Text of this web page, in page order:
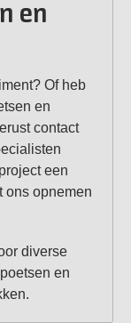
en
Of heb
en
contact
een
ons opnemen
diverse
en